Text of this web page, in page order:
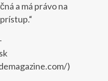
a má právo na
)